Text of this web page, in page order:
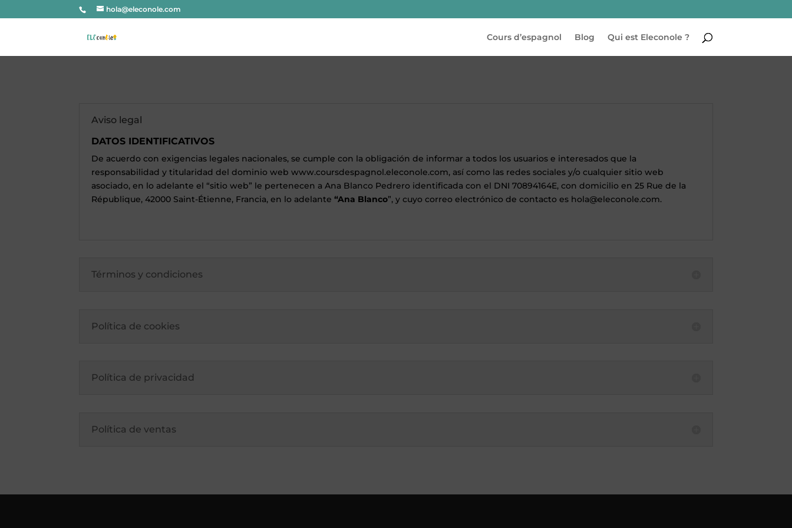
hola@eleconole.com
Cours d’espagnol Blog Qui est Eleconole ?
Aviso legal
DATOS IDENTIFICATIVOS
De acuerdo con exigencias legales nacionales, se cumple con la obligación de informar a todos los usuarios e interesados que la
responsabilidad y titularidad del dominio web www.coursdespagnol.eleconole.com, así como las redes sociales y/o cualquier sitio web
asociado, en lo adelante el “sitio web” le pertenecen a Ana Blanco Pedrero identificada con el DNI 70894164E, con domicilio en 25 Rue de la
République, 42000 Saint-Étienne, Francia, en lo adelante “Ana Blanco”, y cuyo correo electrónico de contacto es hola@eleconole.com.
Términos y condiciones
Política de cookies
Política de privacidad
Política de ventas